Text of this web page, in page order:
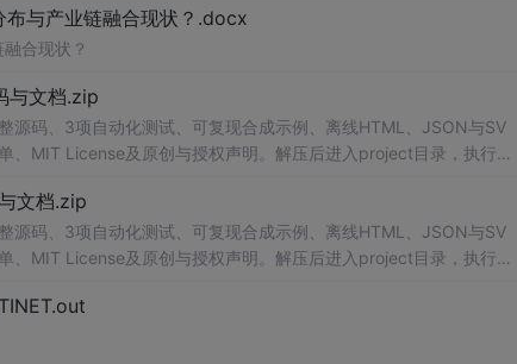
与产业链融合现状？.docx
合现状？
与文档.zip
源码、3项自动化测试、可复现合成示例、离线HTML、JSON与SV
MIT License及原创与授权声明。解压后进入project目录，执行np
发、AI应用工程、测试审计和课程实践。
文档.zip
源码、3项自动化测试、可复现合成示例、离线HTML、JSON与SV
MIT License及原创与授权声明。解压后进入project目录，执行np
发、AI应用工程、测试审计和课程实践。